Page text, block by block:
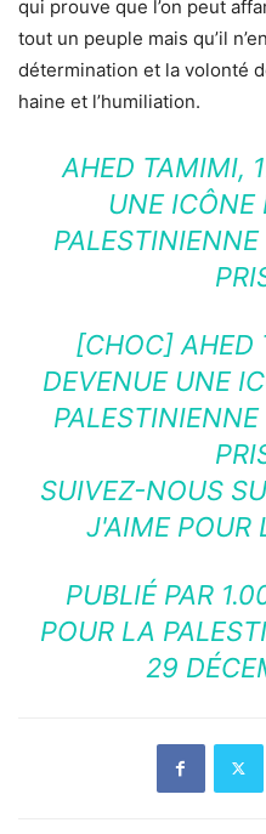
qui prouve que l’on peut
tout un peuple mais qu’il
détermination et la volonté
haine et l’humiliation.
AHED TAMIMI,
UNE ICÔNE
[CHOC] AHED
DEVENUE UNE
SUIVEZ-NOUS
J'AIME POUR
PUBLIÉ PAR
POUR LA
29